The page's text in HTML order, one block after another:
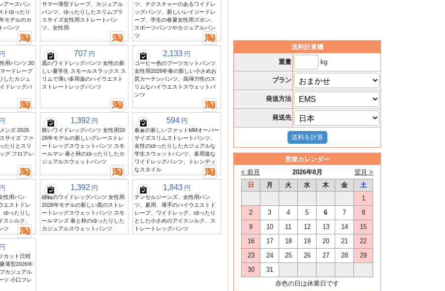
アーズパン
トゆったり
モデルのカ
パンツ
サマー薄型ドレープ、カジュアル
パンツ、ゆったりしたスリムプラ
スサイズ女性用ストレートパン
ツ、女性用
ツ、テクスチャーのあるワイドレ
ッグパンツ、新しいレイジードレ
ープ、学生の春夏女性用ズボン、
スポーツパンツやカジュアルパン
ツ
円
用パンツ 20
ードレープ
したカジュ
ドレッグパ
707 円
黒のワイドレッグパンツ 女性の新
しい夏学生 スモールスラックス ス
リムで薄い多用途のハイウエスト
ストレートレッグパンツ
2,133 円
コーヒー色のブーツカットパンツ
女性用2026年春の新しい小さめお
尻カーテンパンツ、高弾力性のス
リムなハイウエストスウェットパ
ンツ
円
ンズ 2026
サイズ ファ
たりとスリ
グ フロアレ
1,392 円
狭いワイドレッグパンツ 女性用20
26年モデルの新しいグレーストレ
ートレッグスウェットパンツ スモ
ールマン 春と秋のゆったりしたカ
ジュアルスウェットパンツ
594 円
春夏の新しいファットMMオーバー
サイズスリムストレートパンツ、
女性のゆったりしたカジュアルな
学生スウェットパンツ、多用途な
ワイドレッグパンツ、トレンディ
なスタイル
円
性用パン
エストドレ
ゆったりし
スシルク、
ツ
1,392 円
細幅のワイドレッグパンツ 女性用
2026年モデルの新しい黒のストレ
ートレッグスウェットパンツ スモ
ールマンズ 春と秋のゆったりした
カジュアルスウェットパンツ
1,843 円
テンセルジーンズ、女性用パン
ツ、夏用、薄手のハイウエストド
レープ、ワイドレッグ、ゆったり
とした小さめのアイスシルク、ス
トレートレッグパンツ
円
カット日焼
薄型2026年
カジュアル
ツ 小口フレ
送料計算機
重量
kg
プラン
発送方法
発送先
営業カレンダー
2026年8月
< 前月
翌月 >
日
月 火 水 木 金
土
1
2
3 4 5 6 7
8
9
10 11 12 13 14
15
16
17 18 19 20 21
22
23
24 25 26 27 28
29
30
31
赤色の日は休業日です